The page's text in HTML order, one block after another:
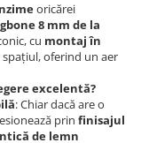
oricărei
8 mm de la
cu montaj în
oferind un aer
excelentă?
: Chiar dacă are o
prin finisajul
de lemn